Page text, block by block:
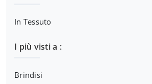
In Tessuto
I più visti a :
Brindisi